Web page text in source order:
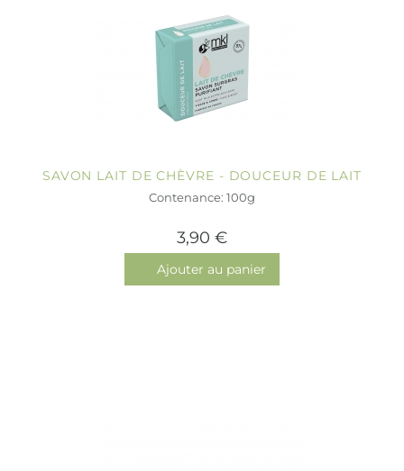
SAVON LAIT DE CHÈVRE - DOUCEUR DE LAIT
Contenance: 100g
3,90 €
Ajouter au panier